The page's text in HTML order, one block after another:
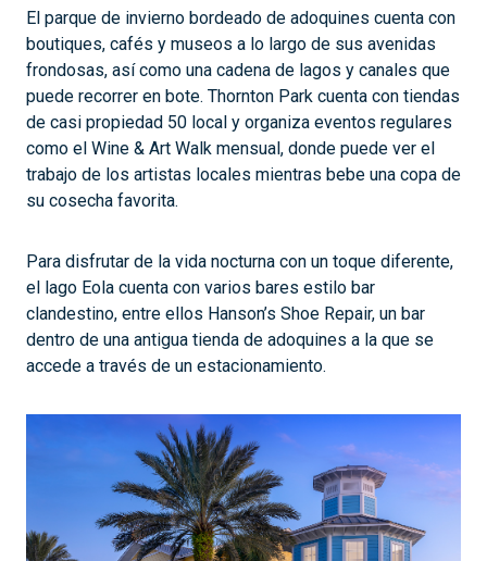
El parque de invierno bordeado de adoquines cuenta con
boutiques, cafés y museos a lo largo de sus avenidas
frondosas, así como una cadena de lagos y canales que
puede recorrer en bote. Thornton Park cuenta con tiendas
de casi propiedad 50 local y organiza eventos regulares
como el Wine & Art Walk mensual, donde puede ver el
trabajo de los artistas locales mientras bebe una copa de
su cosecha favorita.
Para disfrutar de la vida nocturna con un toque diferente,
el lago Eola cuenta con varios bares estilo bar
clandestino, entre ellos Hanson’s Shoe Repair, un bar
dentro de una antigua tienda de adoquines a la que se
accede a través de un estacionamiento.